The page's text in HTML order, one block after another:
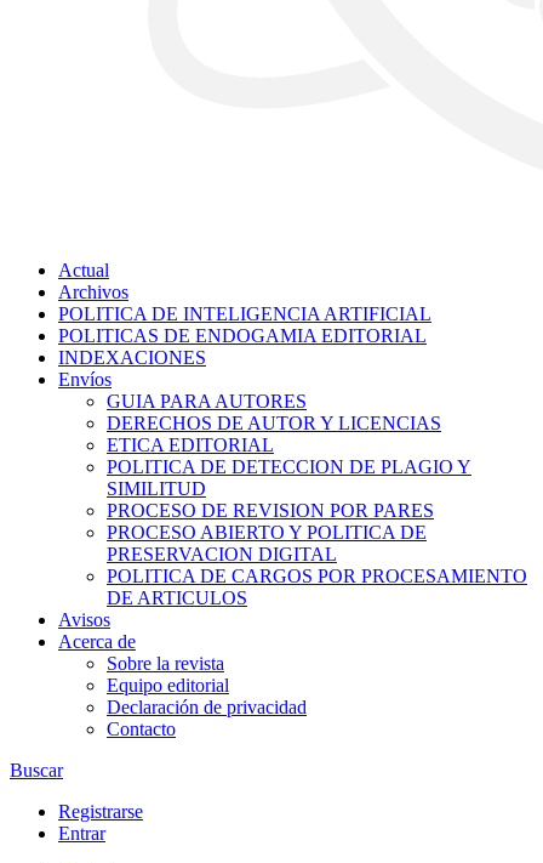
Actual
Archivos
POLITICA DE INTELIGENCIA ARTIFICIAL
POLITICAS DE ENDOGAMIA EDITORIAL
INDEXACIONES
Envíos
GUIA PARA AUTORES
DERECHOS DE AUTOR Y LICENCIAS
ETICA EDITORIAL
POLITICA DE DETECCION DE PLAGIO Y
SIMILITUD
PROCESO DE REVISION POR PARES
PROCESO ABIERTO Y POLITICA DE
PRESERVACION DIGITAL
POLITICA DE CARGOS POR PROCESAMIENTO
DE ARTICULOS
Avisos
Acerca de
Sobre la revista
Equipo editorial
Declaración de privacidad
Contacto
Buscar
Registrarse
Entrar